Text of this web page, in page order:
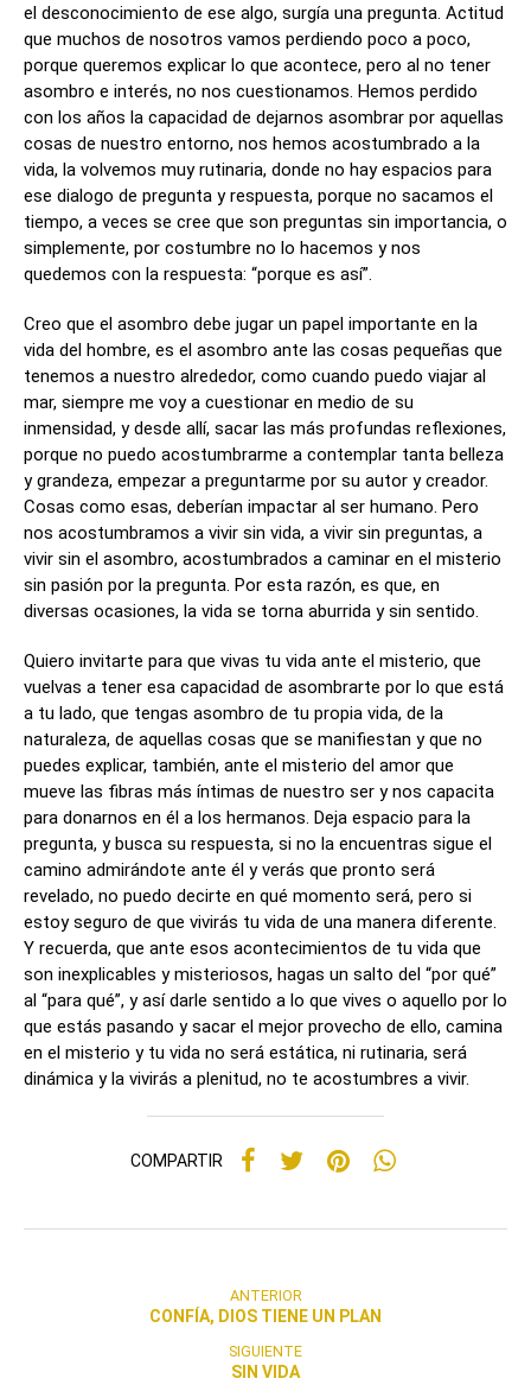
el desconocimiento de ese algo, surgía una pregunta. Actitud
que muchos de nosotros vamos perdiendo poco a poco,
porque queremos explicar lo que acontece, pero al no tener
asombro e interés, no nos cuestionamos. Hemos perdido
con los años la capacidad de dejarnos asombrar por aquellas
cosas de nuestro entorno, nos hemos acostumbrado a la
vida, la volvemos muy rutinaria, donde no hay espacios para
ese dialogo de pregunta y respuesta, porque no sacamos el
tiempo, a veces se cree que son preguntas sin importancia, o
simplemente, por costumbre no lo hacemos y nos
quedemos con la respuesta: “porque es así”.
Creo que el asombro debe jugar un papel importante en la
vida del hombre, es el asombro ante las cosas pequeñas que
tenemos a nuestro alrededor, como cuando puedo viajar al
mar, siempre me voy a cuestionar en medio de su
inmensidad, y desde allí, sacar las más profundas reflexiones,
porque no puedo acostumbrarme a contemplar tanta belleza
y grandeza, empezar a preguntarme por su autor y creador.
Cosas como esas, deberían impactar al ser humano. Pero
nos acostumbramos a vivir sin vida, a vivir sin preguntas, a
vivir sin el asombro, acostumbrados a caminar en el misterio
sin pasión por la pregunta. Por esta razón, es que, en
diversas ocasiones, la vida se torna aburrida y sin sentido.
Quiero invitarte para que vivas tu vida ante el misterio, que
vuelvas a tener esa capacidad de asombrarte por lo que está
a tu lado, que tengas asombro de tu propia vida, de la
naturaleza, de aquellas cosas que se manifiestan y que no
puedes explicar, también, ante el misterio del amor que
mueve las fibras más íntimas de nuestro ser y nos capacita
para donarnos en él a los hermanos. Deja espacio para la
pregunta, y busca su respuesta, si no la encuentras sigue el
camino admirándote ante él y verás que pronto será
revelado, no puedo decirte en qué momento será, pero si
estoy seguro de que vivirás tu vida de una manera diferente.
Y recuerda, que ante esos acontecimientos de tu vida que
son inexplicables y misteriosos, hagas un salto del “por qué”
al “para qué”, y así darle sentido a lo que vives o aquello por lo
que estás pasando y sacar el mejor provecho de ello, camina
en el misterio y tu vida no será estática, ni rutinaria, será
dinámica y la vivirás a plenitud, no te acostumbres a vivir.
COMPARTIR
ANTERIOR
CONFÍA, DIOS TIENE UN PLAN
SIGUIENTE
SIN VIDA